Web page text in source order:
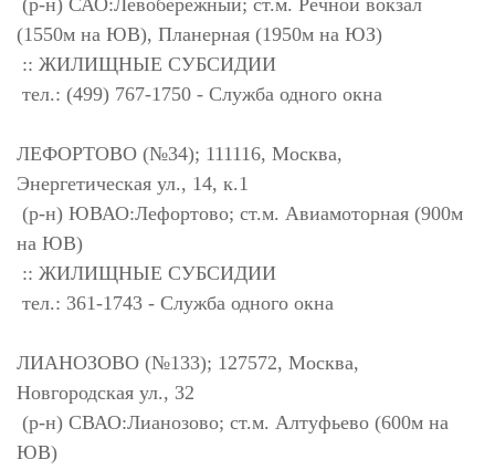
(р-н) САО:Левобережный; ст.м. Речной вокзал
(1550м на ЮВ), Планерная (1950м на ЮЗ)
:: ЖИЛИЩНЫЕ СУБСИДИИ
тел.: (499) 767-1750 - Служба одного окна
ЛЕФОРТОВО (№34); 111116, Москва,
Энергетическая ул., 14, к.1
(р-н) ЮВАО:Лефортово; ст.м. Авиамоторная (900м
на ЮВ)
:: ЖИЛИЩНЫЕ СУБСИДИИ
тел.: 361-1743 - Служба одного окна
ЛИАНОЗОВО (№133); 127572, Москва,
Новгородская ул., 32
(р-н) СВАО:Лианозово; ст.м. Алтуфьево (600м на
ЮВ)